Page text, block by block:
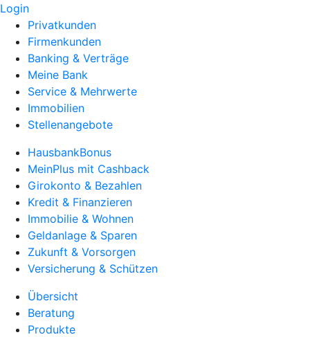
Login
Privatkunden
Firmenkunden
Banking & Verträge
Meine Bank
Service & Mehrwerte
Immobilien
Stellenangebote
HausbankBonus
MeinPlus mit Cashback
Girokonto & Bezahlen
Kredit & Finanzieren
Immobilie & Wohnen
Geldanlage & Sparen
Zukunft & Vorsorgen
Versicherung & Schützen
Übersicht
Beratung
Produkte